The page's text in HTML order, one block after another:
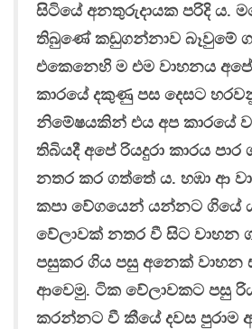
සිටියේ අනතුරුදායක පරිදි ය.
තිබුණේ කඩුගන්නාව බෑවුමේ
එකෙනෙහි ම එම වාහනය
කාරයේ දකුණු පස දෙසට
නිමේෂයකින් එය අප කාරයේ
තිබියදී අපේ රියදුරා කාරය පාර
නතර කර ගත්තේ ය. හඹා ආ
කපා වේගයෙන් යන්නට ගියේ
වේලාවක් නතර වී සිට වාහන
පසුකර ගිය පසු අනෙක් වාහන
ආවෙමු. ටික වේලාවකට පසු
කරන්නට වී කීයේ දවස පුරාම